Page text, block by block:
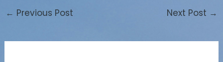
← Previous Post Next Post →